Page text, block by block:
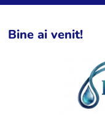
Bine ai venit!